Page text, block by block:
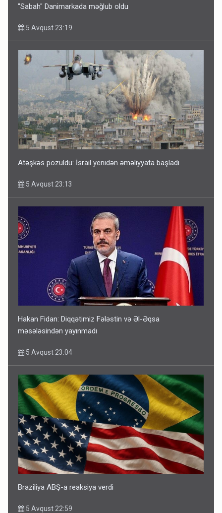
"Sabah" Danimarkada məğlub oldu
5 Avqust 23:19
Atəşkəs pozuldu: İsrail yenidən əməliyyata başladı
5 Avqust 23:13
Hakan Fidan: Diqqətimiz Fələstin və Əl-Əqsa
məsələsindən yayınmadı
5 Avqust 23:04
Braziliya ABŞ-a reaksiya verdi
5 Avqust 22:59